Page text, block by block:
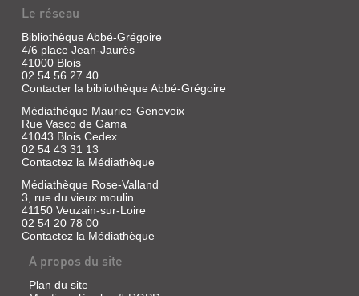
la
diversité
du
règne
animal
en
montrant
que
naissance
et
la
croissance
des
sont
variables
en
fonction
de
que
soit
Livre
Lescaut,
Sophie
|
Bilboquet,
(Les
tout
petits)
Le
cycle
de
la
nature
illustré
par
parcours
d'une
petite
Le réseau
Bibliothèque Abbé-Grégoire
4/6 place Jean-Jaurès
41000 Blois
02 54 56 27 40
Contacter la bibliothèque Abbé-Grégoire
Médiathèque Maurice-Genevoix
Rue Vasco de Gama
41043 Blois Cedex
02 54 43 31 13
Contactez la Médiathèque
Médiathèque Rose-Valland
3, rue du vieux moulin
41150 Veuzain-sur-Loire
02 54 20 78 00
Contactez la Médiathèque
A propos du site
Plan du site